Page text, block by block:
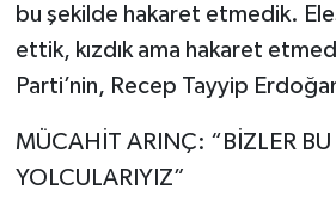
bu şekilde hakaret etmedik.
ettik, kızdık ama hakaret
Parti’nin, Recep Tayyip
MÜCAHİT ARINÇ: “BİZLER
YOLCULARIYIZ”